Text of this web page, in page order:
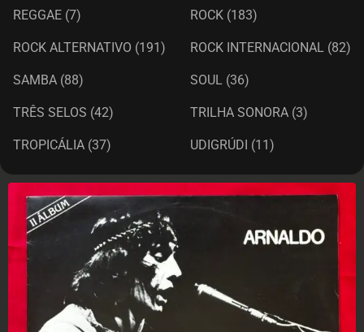
REGGAE (7) ROCK (183)
ROCK ALTERNATIVO (191) ROCK INTERNACIONAL (82)
SAMBA (88) SOUL (36)
TRÊS SELOS (42) TRILHA SONORA (3)
TROPICÁLIA (37) UDIGRÚDI (11)